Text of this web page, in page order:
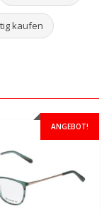
kaufen
ANGEBOT!